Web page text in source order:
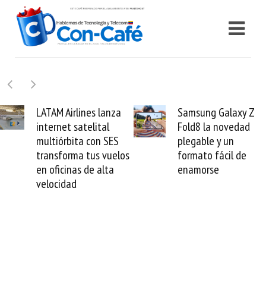
Samsung Galaxy Z
Fold8 la novedad
plegable y un
formato fácil de
enamorse
Cashea levanta 100
millones de dólares y
valida el crédito del
venezolano ante el
mundo